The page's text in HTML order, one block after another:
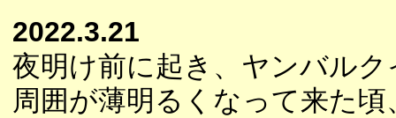
2022.3.21
夜明け前に起き、ヤンバル
周囲が薄明るくなって来た